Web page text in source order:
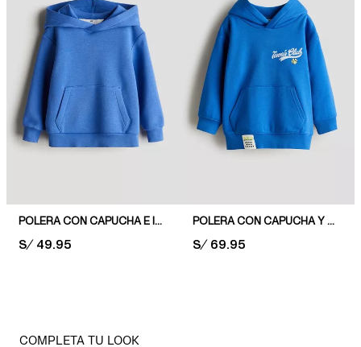
POLERA CON CAPUCHA E INTERIOR CEPILLADO
PRICE:
S/ 49.95
POLERA CON CAPUCHA Y ESTAMPADO
PRICE:
S/ 69.95
COMPLETA TU LOOK